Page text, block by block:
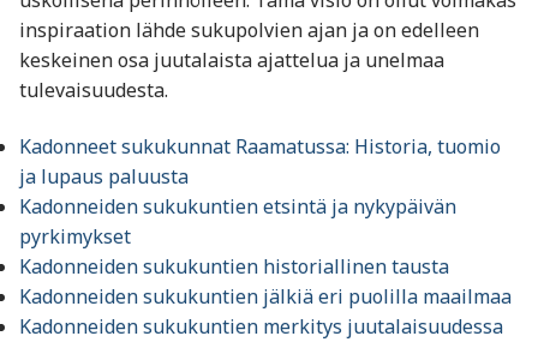
inspiraation lähde sukupolvien ajan ja on edelleen
keskeinen osa juutalaista ajattelua ja unelmaa
tulevaisuudesta.
Kadonneet sukukunnat Raamatussa: Historia, tuomio
ja lupaus paluusta
Kadonneiden sukukuntien etsintä ja nykypäivän
pyrkimykset
Kadonneiden sukukuntien historiallinen tausta
Kadonneiden sukukuntien jälkiä eri puolilla maailmaa
Kadonneiden sukukuntien merkitys juutalaisuudessa